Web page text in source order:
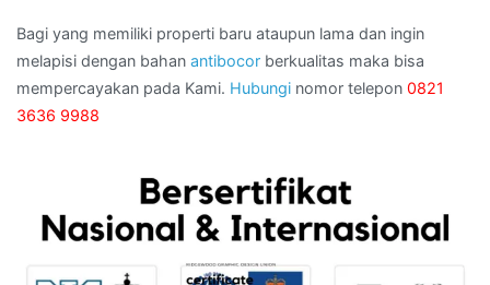
Bagi yang memiliki properti baru ataupun lama dan ingin
melapisi dengan bahan antibocor berkualitas maka bisa
mempercayakan pada Kami. Hubungi nomor telepon 0821
3636 9988